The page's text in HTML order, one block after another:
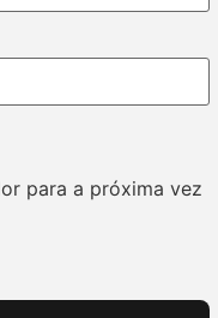
para a próxima vez